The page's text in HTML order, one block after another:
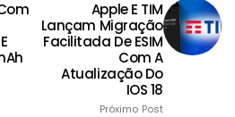
Apple E TIM
Lançam Migração
Facilitada De ESIM
Com A
Atualização Do
IOS 18
Próximo Post